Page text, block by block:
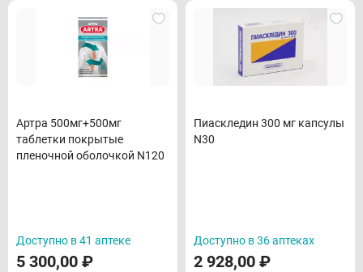
Артра 500мг+500мг
таблетки покрытые
пленочной оболочкой N120
Доступно в 41 аптеке
5 300,00 ₽
Пиаскледин 300 мг капсулы
N30
Доступно в 36 аптеках
2 928,00 ₽